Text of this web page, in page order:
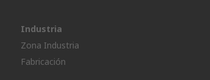
Industria
Zona Industria
Fabricación